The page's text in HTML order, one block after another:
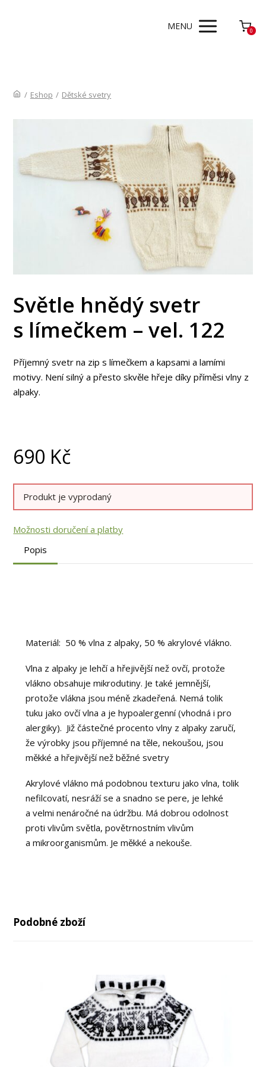
MENU 0
/ Eshop / Dětské svetry
Světle hnědý svetr
s límečkem – vel. 122
Příjemný svetr na zip s límečkem a kapsami a lamími
motivy. Není silný a přesto skvěle hřeje díky příměsi vlny z
alpaky.
690 Kč
Produkt je vyprodaný
Možnosti doručení a platby
Popis
Materiál: 50 % vlna z alpaky, 50 % akrylové vlákno.
Vlna z alpaky je lehčí a hřejivější než ovčí, protože
vlákno obsahuje mikrodutiny. Je také jemnější,
protože vlákna jsou méně zkadeřená. Nemá tolik
tuku jako ovčí vlna a je hypoalergenní (vhodná i pro
alergiky). Již částečné procento vlny z alpaky zaručí,
že výrobky jsou příjemné na těle, nekoušou, jsou
měkké a hřejivější než běžné svetry
Akrylové vlákno má podobnou texturu jako vlna, tolik
nefilcovatí, nesráží se a snadno se pere, je lehké
a velmi nenáročné na údržbu. Má dobrou odolnost
proti vlivům světla, povětrnostním vlivům
a mikroorganismům. Je měkké a nekouše.
Podobné zboží